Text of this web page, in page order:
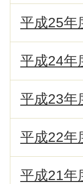
平成25年
平成24年
平成23年
平成22年
平成21年